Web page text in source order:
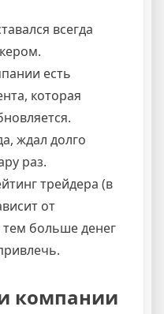
всегда
есть
которая
ждал долго
раз.
трейдера (в
от
тем больше денег
компании